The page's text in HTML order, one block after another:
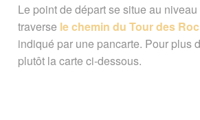
Le point de départ se situe au
traverse le chemin du Tour des
indiqué par une pancarte. Pour plus
plutôt la carte ci-dessous.